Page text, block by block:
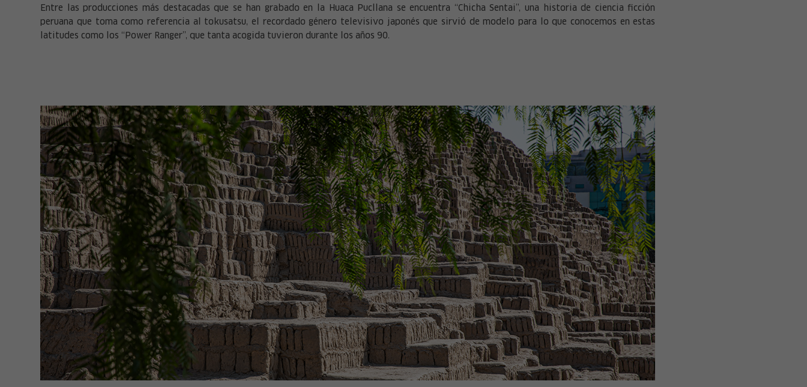
Entre las producciones más destacadas que se han grabado en la Huaca Pucllana se encuentra “Chicha Sentai”, una historia de ciencia ficción
peruana que toma como referencia al tokusatsu, el recordado género televisivo japonés que sirvió de modelo para lo que conocemos en estas
latitudes como los “Power Ranger”, que tanta acogida tuvieron durante los años 90.